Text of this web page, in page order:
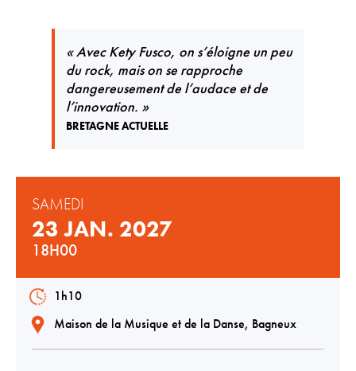
« Avec Kety Fusco, on s’éloigne un peu
du rock, mais on se rapproche
dangereusement de l’audace et de
l’innovation. »
BRETAGNE ACTUELLE
SAMEDI
23 JAN. 2027
18H00
1h10
Maison de la Musique et de la Danse, Bagneux